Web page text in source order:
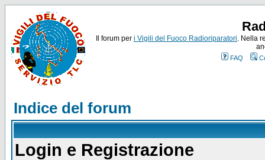
Il forum per i Vigili del Fuoco Radioriparatori. Nella
FAQ
Indice del forum
Login e Registrazione